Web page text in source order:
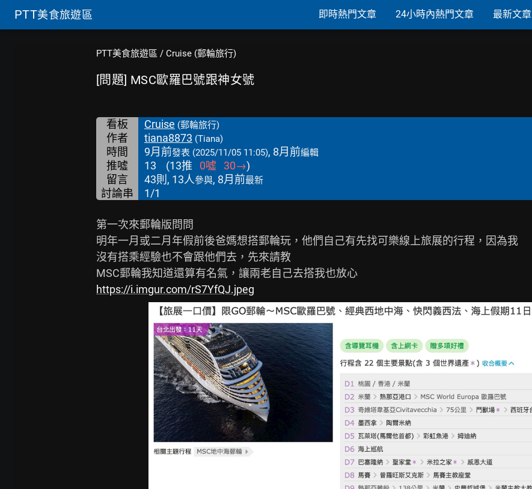
PTT美食旅遊區 即時熱門文章 24小時內熱門文章 最新文章
PTT美食旅遊區 / Cruise (郵輪旅行)
[問題] MSC歐羅巴號跟神女號
看板 Cruise (郵輪旅行)
作者 tiana8873 (Tiana)
時間 9月前發表 (2025/11/05 11:05), 8月前編輯
推噓 13 (13推 0噓 30→)
留言
43則, 13人參與, 8月前最新
討論串 1/1
第一次來郵輪版問問
明年一月或二月年假前後爸媽想搭郵輪玩，他們自己有先找可樂線上旅展的行程，因為我
沒有搭乘經驗也不會跟他們去，先來請教
https://i.imgur.com/rS7YfQJ.jpeg